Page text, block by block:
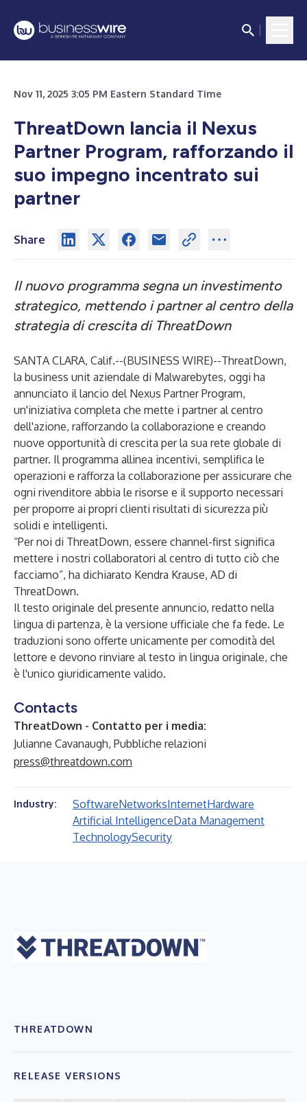
Nov 11, 2025 3:05 PM Eastern Standard Time
ThreatDown lancia il Nexus
Partner Program, rafforzando il
suo impegno incentrato sui
partner
Share
Il nuovo programma segna un investimento
strategico, mettendo i partner al centro della
strategia di crescita di ThreatDown
SANTA CLARA, Calif.--(BUSINESS WIRE)--ThreatDown,
la business unit aziendale di Malwarebytes, oggi ha
annunciato il lancio del Nexus Partner Program,
un'iniziativa completa che mette i partner al centro
dell'azione, rafforzando la collaborazione e creando
nuove opportunità di crescita per la sua rete globale di
partner. Il programma allinea incentivi, semplifica le
operazioni e rafforza la collaborazione per assicurare che
ogni rivenditore abbia le risorse e il supporto necessari
per proporre ai propri clienti risultati di sicurezza più
solidi e intelligenti.
“Per noi di ThreatDown, essere channel-first significa
mettere i nostri collaboratori al centro di tutto ciò che
facciamo”, ha dichiarato Kendra Krause, AD di
ThreatDown.
Il testo originale del presente annuncio, redatto nella
lingua di partenza, è la versione ufficiale che fa fede. Le
traduzioni sono offerte unicamente per comodità del
lettore e devono rinviare al testo in lingua originale, che
è l'unico giuridicamente valido.
Contacts
ThreatDown - Contatto per i media:
Julianne Cavanaugh, Pubbliche relazioni
press@threatdown.com
Industry: SoftwareNetworksInternetHardware
Artificial IntelligenceData Management
TechnologySecurity
THREATDOWN
RELEASE VERSIONS